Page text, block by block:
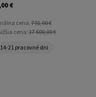
€
cena:791,00 €
cena:17 600,00 €
14-21 pracovné dni